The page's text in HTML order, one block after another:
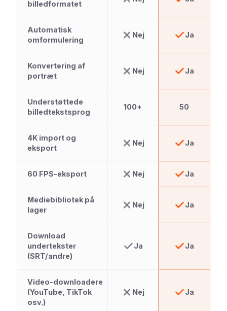
billedformatet
Automatisk
omformulering
Nej Ja
Konvertering af
portræt
Nej Ja
Understøttede
billedtekstsprog
100+ 50
4K import og
eksport
Nej Ja
60 FPS-eksport Nej Ja
Mediebibliotek på
lager
Nej Ja
Download
undertekster
(SRT/andre)
Ja Ja
Video-downloadere
(YouTube, TikTok
osv.)
Nej Ja